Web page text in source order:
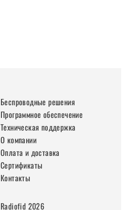
Беспроводные решения
Программное обеспечение
Техническая поддержка
О компании
Оплата и доставка
Сертификаты
Контакты
Radiofid 2026